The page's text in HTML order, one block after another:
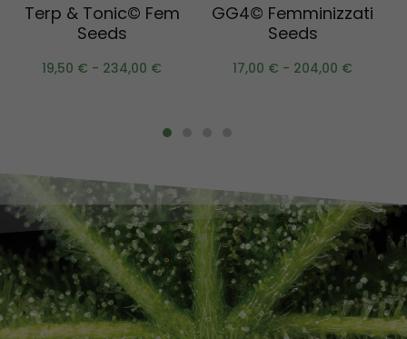
Terp & Tonic© Fem
Seeds
19,50 € - 234,00 €
GG4© Femminizzati
Seeds
17,00 € - 204,00 €